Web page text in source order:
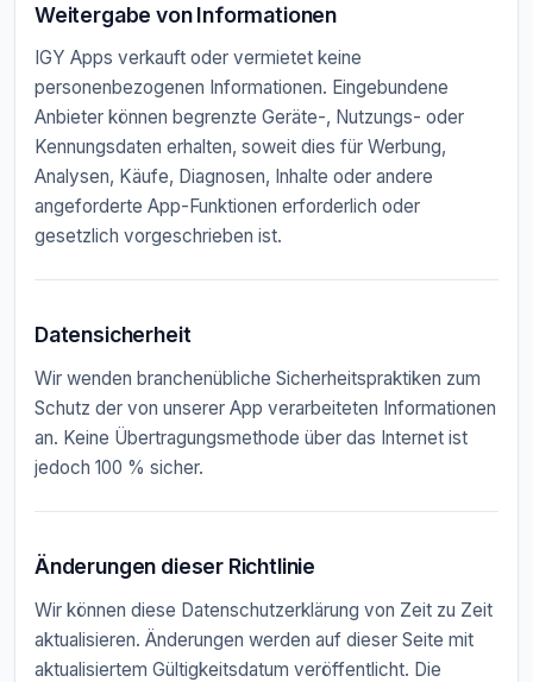
Weitergabe von Informationen
IGY Apps verkauft oder vermietet keine
personenbezogenen Informationen. Eingebundene
Anbieter können begrenzte Geräte-, Nutzungs- oder
Kennungsdaten erhalten, soweit dies für Werbung,
Analysen, Käufe, Diagnosen, Inhalte oder andere
angeforderte App-Funktionen erforderlich oder
gesetzlich vorgeschrieben ist.
Datensicherheit
Wir wenden branchenübliche Sicherheitspraktiken zum
Schutz der von unserer App verarbeiteten Informationen
an. Keine Übertragungsmethode über das Internet ist
jedoch 100 % sicher.
Änderungen dieser Richtlinie
Wir können diese Datenschutzerklärung von Zeit zu Zeit
aktualisieren. Änderungen werden auf dieser Seite mit
aktualisiertem Gültigkeitsdatum veröffentlicht. Die